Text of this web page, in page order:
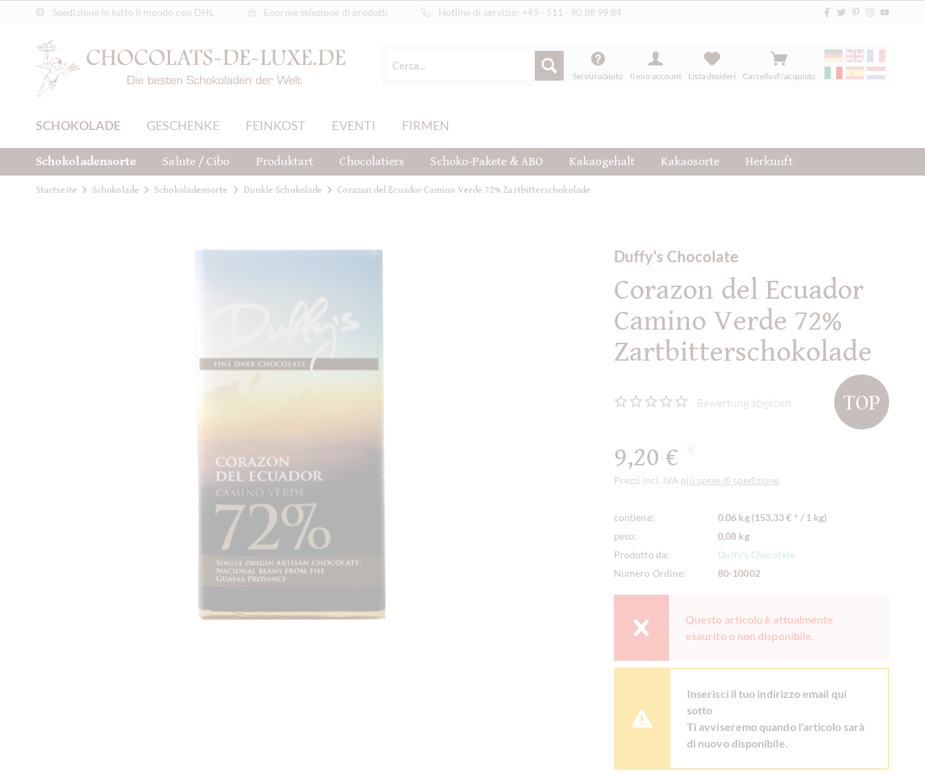
Spedizione in tutto il mondo con DHL Enorme selezione di prodotti Hotline di servizio: +49 - 511 - 90 88 99 84
Servizio/aiuto Il mio account Lista desideri Carrello d\'acquisto
SCHOKOLADE GESCHENKE FEINKOST EVENTI FIRMEN
Schokoladensorte Salute / Cibo Produktart Chocolatiers Schoko-Pakete & ABO Kakaogehalt Kakaosorte Herkunft
Startseite Schokolade Schokoladensorte Dunkle Schokolade Corazon del Ecuador Camino Verde 72% Zartbitterschokolade
Duffy's Chocolate
Corazon del Ecuador
Camino Verde 72%
Zartbitterschokolade
TOP
Bewertung abgeben
9,20 €
Prezzi incl. IVA più spese di spedizione
contiene:
0.06 kg (153,33 € * / 1 kg)
peso:
0,08 kg
Prodotto da:
Duffy's Chocolate
Numero Ordine:
80-10002
Questo articolo è attualmente
esaurito o non disponibile.
Inserisci il tuo indirizzo email qui
sotto
Ti avviseremo quando l'articolo sarà
di nuovo disponibile.